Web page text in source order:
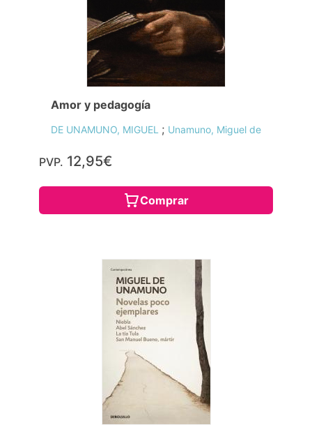
Amor y pedagogía
DE UNAMUNO, MIGUEL ; Unamuno, Miguel de
PVP. 12,95€
Comprar